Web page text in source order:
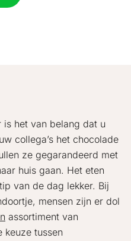
is het van belang dat u
collega’s het chocolade
ze gegarandeerd met
huis gaan. Het eten
van de dag lekker. Bij
mensen zijn er dol
assortiment van
keuze tussen